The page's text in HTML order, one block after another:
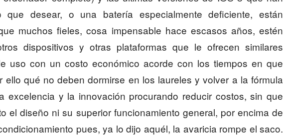
que desear, o una batería especialmente deficiente, están
muchos fieles, cosa impensable hace escasos años, estén
dispositivos y otras plataformas que le ofrecen similares
uso con un costo económico acorde con los tiempos en que
ello qué no deben dormirse en los laureles y volver a la fórmula
excelencia y la innovación procurando reducir costos, sin que
el diseño ni su superior funcionamiento general, por encima de
pues, ya lo dijo aquél, la avaricia rompe el saco.